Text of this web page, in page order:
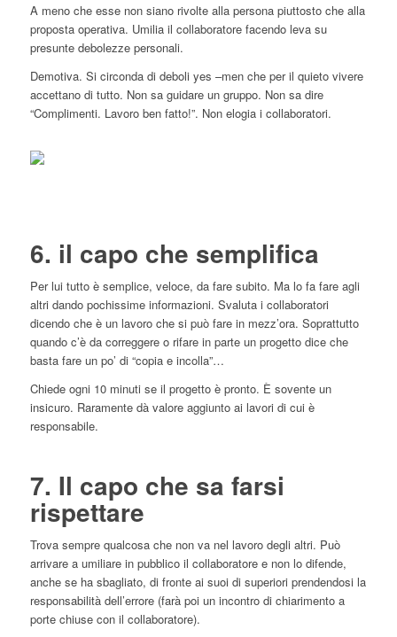
A meno che esse non siano rivolte alla persona piuttosto che alla
proposta operativa. Umilia il collaboratore facendo leva su
presunte debolezze personali.
Demotiva. Si circonda di deboli yes –men che per il quieto vivere
accettano di tutto. Non sa guidare un gruppo. Non sa dire
“Complimenti. Lavoro ben fatto!”. Non elogia i collaboratori.
6. il capo che semplifica
Per lui tutto è semplice, veloce, da fare subito. Ma lo fa fare agli
altri dando pochissime informazioni. Svaluta i collaboratori
dicendo che è un lavoro che si può fare in mezz’ora. Soprattutto
quando c’è da correggere o rifare in parte un progetto dice che
basta fare un po’ di “copia e incolla”…
Chiede ogni 10 minuti se il progetto è pronto. È sovente un
insicuro. Raramente dà valore aggiunto ai lavori di cui è
responsabile.
7. Il capo che sa farsi
rispettare
Trova sempre qualcosa che non va nel lavoro degli altri. Può
arrivare a umiliare in pubblico il collaboratore e non lo difende,
anche se ha sbagliato, di fronte ai suoi di superiori prendendosi la
responsabilità dell’errore (farà poi un incontro di chiarimento a
porte chiuse con il collaboratore).